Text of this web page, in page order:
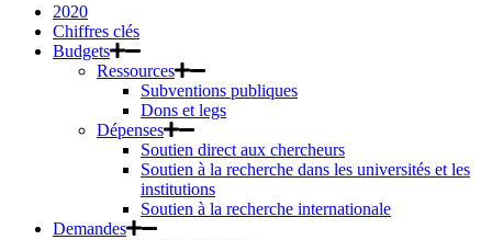
2020
Chiffres clés
Budgets
Ressources
Subventions publiques
Dons et legs
Dépenses
Soutien direct aux chercheurs
Soutien à la recherche dans les universités et les
institutions
Soutien à la recherche internationale
Demandes